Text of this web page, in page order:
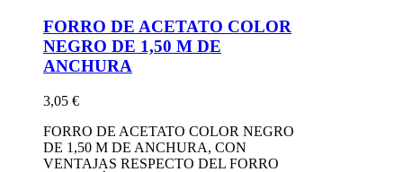
FORRO DE ACETATO COLOR
NEGRO DE 1,50 M DE
ANCHURA
3,05 €
FORRO DE ACETATO COLOR NEGRO
DE 1,50 M DE ANCHURA, CON
VENTAJAS RESPECTO DEL FORRO